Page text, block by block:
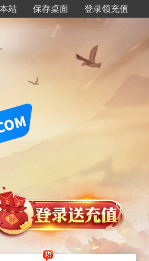
站 保存桌面 登录领充值